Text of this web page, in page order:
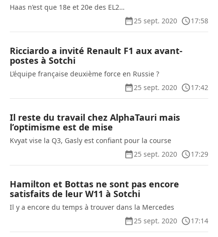
Haas n’est que 18e et 20e des EL2…
25 sept. 2020
17:58
Ricciardo a invité Renault F1 aux avant-
postes à Sotchi
L’équipe française deuxième force en Russie ?
25 sept. 2020
17:42
Il reste du travail chez AlphaTauri mais
l’optimisme est de mise
Kvyat vise la Q3, Gasly est confiant pour la course
25 sept. 2020
17:29
Hamilton et Bottas ne sont pas encore
satisfaits de leur W11 à Sotchi
Il y a encore du temps à trouver dans la Mercedes
25 sept. 2020
17:14